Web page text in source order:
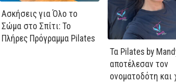
Ασκήσεις για Όλο το
Σώμα στο Σπίτι: Το
Πλήρες Πρόγραμμα Pilates
Τα Pilates by
αποτέλεσαν τον
ονοματοδότη και